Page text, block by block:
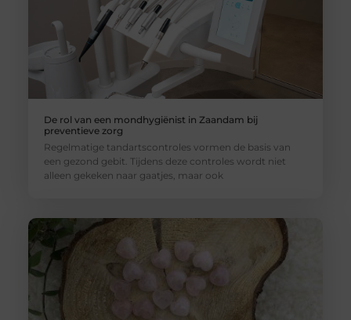
De rol van een mondhygiënist in Zaandam bij
preventieve zorg
Regelmatige tandartscontroles vormen de basis van
een gezond gebit. Tijdens deze controles wordt niet
alleen gekeken naar gaatjes, maar ook